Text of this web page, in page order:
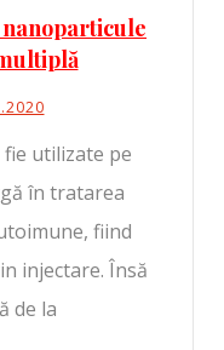
utilizate pe
în tratarea
fiind
injectare. Însă
de la